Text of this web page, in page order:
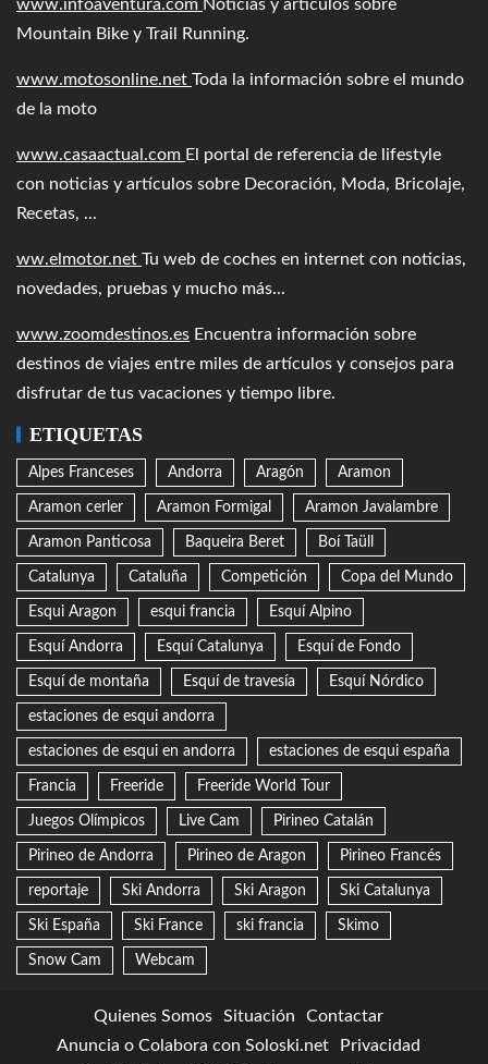
www.infoaventura.com Noticias y artículos sobre
Mountain Bike y Trail Running.
www.motosonline.net Toda la información sobre el mundo
de la moto
www.casaactual.com El portal de referencia de lifestyle
con noticias y artículos sobre Decoración, Moda, Bricolaje,
Recetas, ...
ww.elmotor.net Tu web de coches en internet con noticias,
novedades, pruebas y mucho más...
www.zoomdestinos.es Encuentra información sobre
destinos de viajes entre miles de artículos y consejos para
disfrutar de tus vacaciones y tiempo libre.
ETIQUETAS
Alpes Franceses Andorra Aragón Aramon
Aramon cerler Aramon Formigal Aramon Javalambre
Aramon Panticosa Baqueira Beret Boí Taüll
Catalunya Cataluña Competición Copa del Mundo
Esqui Aragon esqui francia Esquí Alpino
Esquí Andorra Esquí Catalunya Esquí de Fondo
Esquí de montaña Esquí de travesía Esquí Nórdico
estaciones de esqui andorra
estaciones de esqui en andorra estaciones de esqui españa
Francia Freeride Freeride World Tour
Juegos Olímpicos Live Cam Pirineo Catalán
Pirineo de Andorra Pirineo de Aragon Pirineo Francés
reportaje Ski Andorra Ski Aragon Ski Catalunya
Ski España Ski France ski francia Skimo
Snow Cam Webcam
Quienes Somos Situación
Contactar
Anuncia o Colabora con Soloski.net
Privacidad